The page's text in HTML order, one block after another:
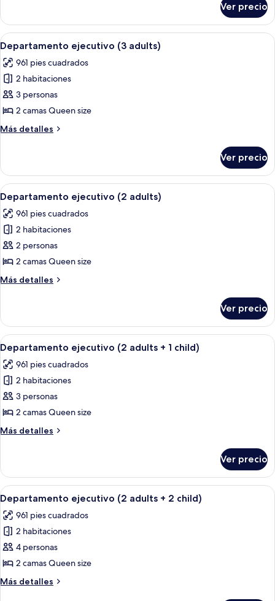
ejecutivo
(4
adults)
Ver precio
Abrir
todas
las
fotos
de
Departamento
ejecutivo
(3
Un dormitorio moderno con una
8
Departamento ejecutivo (3 adults)
961 pies cuadrados
2 habitaciones
3 personas
2 camas Queen size
Más detalles
Más
ejecutivo
(3
adults)
Ver precio
Abrir
todas
las
fotos
de
Departamento
ejecutivo
(2
Un dormitorio moderno con una
8
Departamento ejecutivo (2 adults)
961 pies cuadrados
2 habitaciones
2 personas
2 camas Queen size
Más detalles
Más
ejecutivo
(2
adults)
Ver precio
Abrir
todas
las
fotos
de
Departamento
ejecutivo
(2
+
child)
Un dormitorio moderno con una
8
Departamento ejecutivo (2 adults + 1 child)
961 pies cuadrados
2 habitaciones
3 personas
2 camas Queen size
Más detalles
Más
ejecutivo
(2
adults
child)
Ver precio
Abrir
todas
las
fotos
de
Departamento
ejecutivo
(2
Un dormitorio moderno con una
8
Departamento ejecutivo (2 adults + 2 child)
961 pies cuadrados
2 habitaciones
4 personas
2 camas Queen size
Más detalles
Más